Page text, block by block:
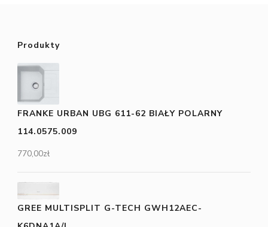
Produkty
FRANKE URBAN UBG 611-62 BIAŁY POLARNY
114.0575.009
770,00zł
GREE MULTISPLIT G-TECH GWH12AEC-